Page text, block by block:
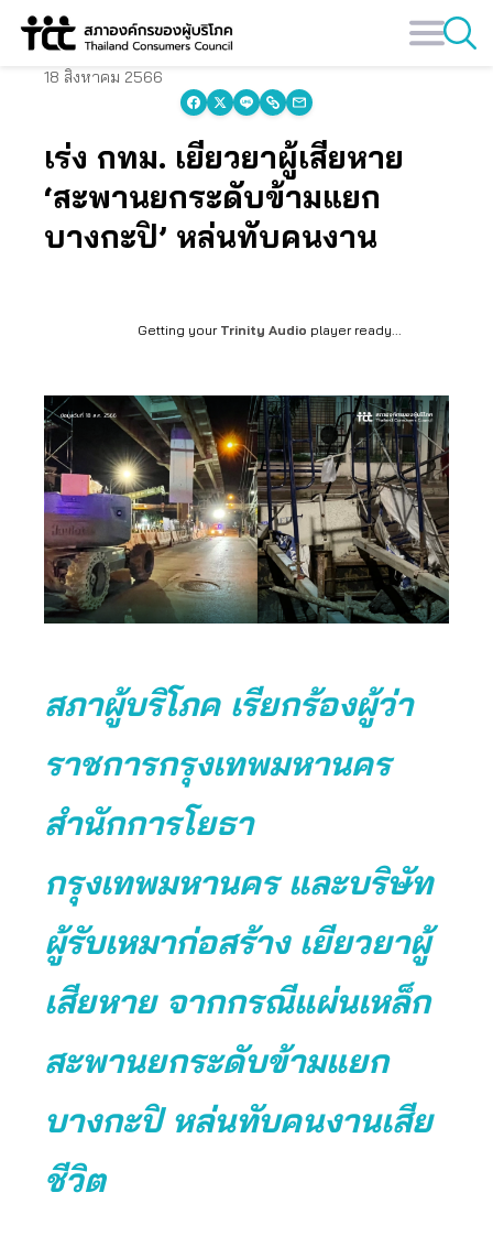
Skip
18 สิงหาคม 2566
เร่ง กทม. เยียวยาผู้เสียหาย
‘สะพานยกระดับข้ามแยก
บางกะปิ’ หล่นทับคนงาน
Getting your Trinity Audio player ready...
สภาผู้บริโภค เรียกร้องผู้ว่า
ราชการกรุงเทพมหานคร
สำนักการโยธา
กรุงเทพมหานคร และบริษัท
ผู้รับเหมาก่อสร้าง เยียวยาผู้
เสียหาย จากกรณีแผ่นเหล็ก
สะพานยกระดับข้ามแยก
บางกะปิ หล่นทับคนงานเสีย
ชีวิต